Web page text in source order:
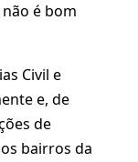
é bom
Civil e
e, de
de
bairros da